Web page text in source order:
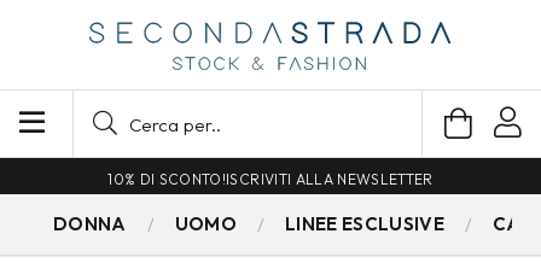
SPEDIZIONE GRATUITA PER ORDINI SUPERIORI A 79€
DONNA UOMO LINEE ESCLUSIVE